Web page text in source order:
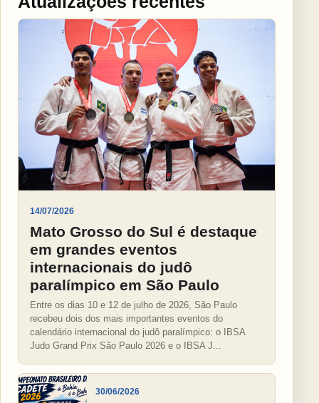
14/07/2026
Mato Grosso do Sul é destaque
em grandes eventos
internacionais do judô
paralímpico em São Paulo
Entre os dias 10 e 12 de julho de 2026, São Paulo
recebeu dois dos mais importantes eventos do
calendário internacional do judô paralímpico: o IBSA
Judo Grand Prix São Paulo 2026 e o IBSA J...
30/06/2026